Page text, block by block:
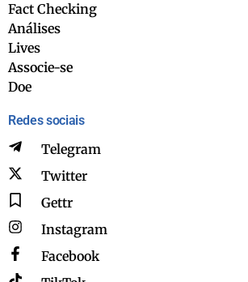
Fact Checking
Análises
Lives
Associe-se
Doe
Redes sociais
Telegram
Twitter
Gettr
Instagram
Facebook